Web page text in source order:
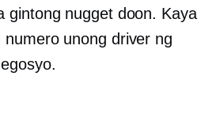
gintong nugget doon. Kaya
unong driver ng